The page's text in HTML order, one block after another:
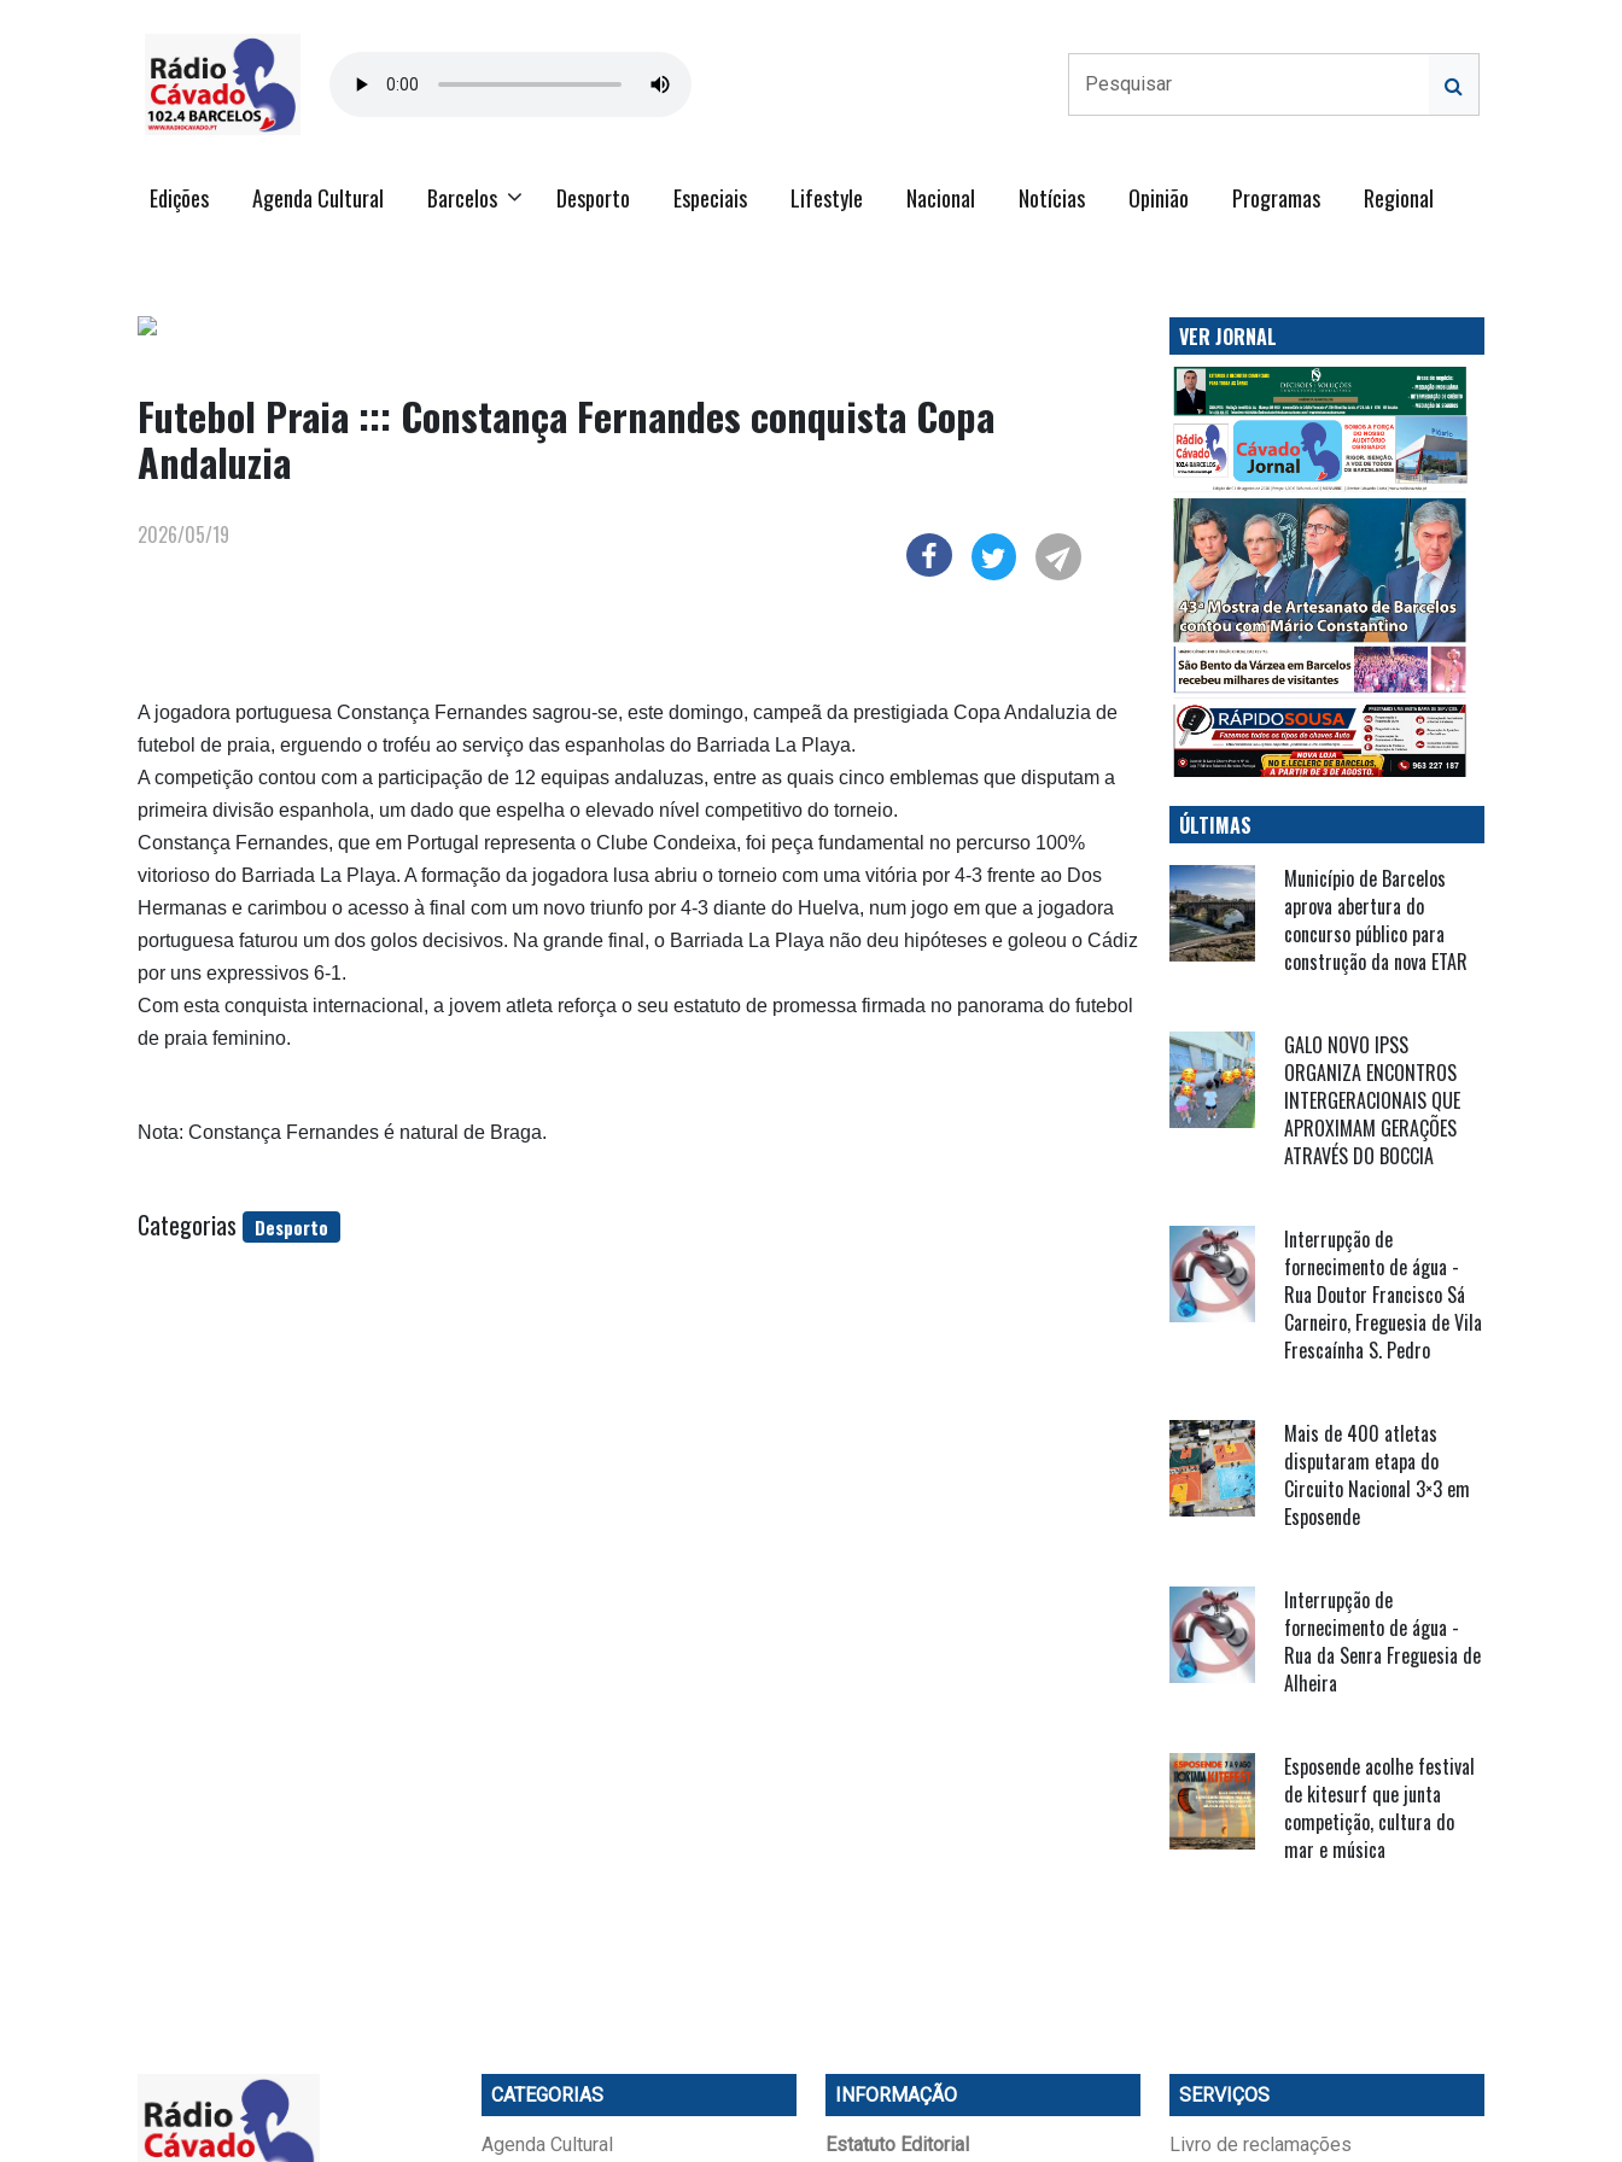
Edições Agenda Cultural Barcelos Desporto Especiais Lifestyle Nacional Notícias Opinião Programas Regional
Futebol Praia ::: Constança Fernandes conquista Copa
Andaluzia
2026/05/19
A jogadora portuguesa Constança Fernandes sagrou-se, este domingo, campeã da prestigiada Copa Andaluzia de
futebol de praia, erguendo o troféu ao serviço das espanholas do Barriada La Playa.
A competição contou com a participação de 12 equipas andaluzas, entre as quais cinco emblemas que disputam a
primeira divisão espanhola, um dado que espelha o elevado nível competitivo do torneio.
Constança Fernandes, que em Portugal representa o Clube Condeixa, foi peça fundamental no percurso 100%
vitorioso do Barriada La Playa. A formação da jogadora lusa abriu o torneio com uma vitória por 4-3 frente ao Dos
Hermanas e carimbou o acesso à final com um novo triunfo por 4-3 diante do Huelva, num jogo em que a jogadora
portuguesa faturou um dos golos decisivos. Na grande final, o Barriada La Playa não deu hipóteses e goleou o Cádiz
por uns expressivos 6-1.
Com esta conquista internacional, a jovem atleta reforça o seu estatuto de promessa firmada no panorama do futebol
de praia feminino.
Nota: Constança Fernandes é natural de Braga.
Categorias Desporto
VER JORNAL
ÚLTIMAS
Município de Barcelos
aprova abertura do
concurso público para
construção da nova ETAR
GALO NOVO IPSS
ORGANIZA ENCONTROS
INTERGERACIONAIS QUE
APROXIMAM GERAÇÕES
ATRAVÉS DO BOCCIA
Interrupção de
fornecimento de água -
Rua Doutor Francisco Sá
Carneiro, Freguesia de Vila
Frescaínha S. Pedro
Mais de 400 atletas
disputaram etapa do
Circuito Nacional 3×3 em
Esposende
Interrupção de
fornecimento de água -
Rua da Senra Freguesia de
Alheira
Esposende acolhe festival
de kitesurf que junta
competição, cultura do
mar e música
CATEGORIAS
Agenda Cultural
INFORMAÇÃO
Estatuto Editorial
SERVIÇOS
Livro de reclamações